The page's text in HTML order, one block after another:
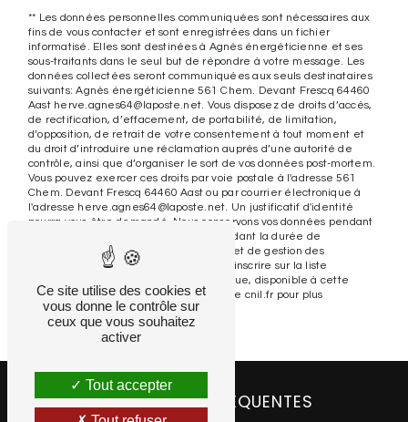
** Les données personnelles communiquées sont nécessaires aux
fins de vous contacter et sont enregistrées dans un fichier
informatisé. Elles sont destinées à Agnès énergéticienne et ses
sous-traitants dans le seul but de répondre à votre message. Les
données collectées seront communiquées aux seuls destinataires
suivants: Agnès énergéticienne 561 Chem. Devant Frescq 64460
Aast herve.agnes64@laposte.net. Vous disposez de droits d’accès,
de rectification, d’effacement, de portabilité, de limitation,
d’opposition, de retrait de votre consentement à tout moment et
du droit d’introduire une réclamation auprès d’une autorité de
contrôle, ainsi que d’organiser le sort de vos données post-mortem.
Vous pouvez exercer ces droits par voie postale à l'adresse 561
Chem. Devant Frescq 64460 Aast ou par courrier électronique à
l'adresse herve.agnes64@laposte.net. Un justificatif d'identité
pourra vous être demandé. Nous conservons vos données pendant
la période de prise de contact puis pendant la durée de
prescription légale aux fins probatoires et de gestion des
contentieux. Vous avez le droit de vous inscrire sur la liste
d'opposition au démarchage téléphonique, disponible à cette
adresse:Bloctel.gouv.fr. Consultez le site cnil.fr pour plus
d’informations sur vos droits.
RECHERCHES FRÉQUENTES
Ce site utilise des cookies et
vous donne le contrôle sur
ceux que vous souhaitez
activer
Tout accepter